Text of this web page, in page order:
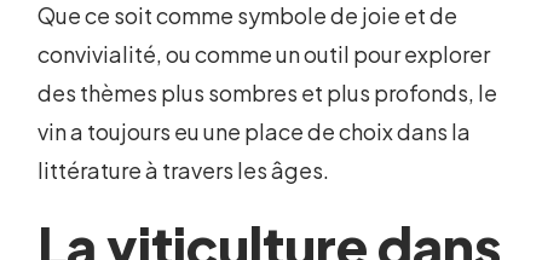
Que ce soit comme symbole de joie et de
convivialité, ou comme un outil pour explorer
des thèmes plus sombres et plus profonds, le
vin a toujours eu une place de choix dans la
littérature à travers les âges.
La viticulture dans